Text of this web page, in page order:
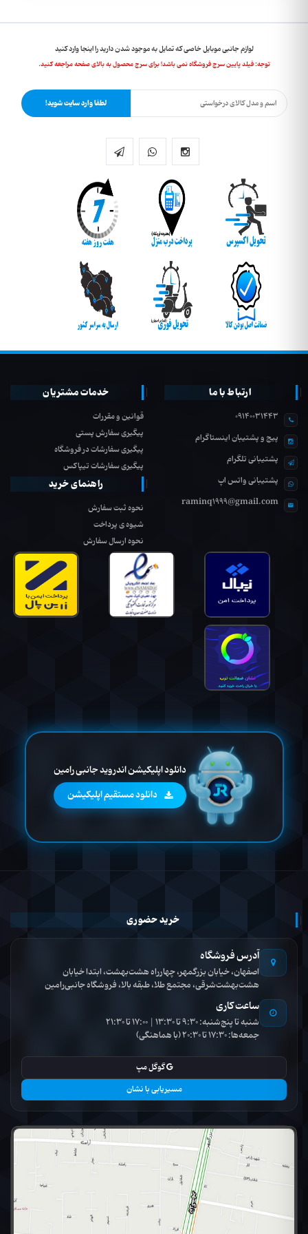
لوازم جانبی موبایل خاصی که تمایل به موجود شدن دارید را اینجا وارد کنید
توجه: فیلد پایین سرچ فروشگاه نمی باشد! برای سرچ محصول به بالای صفحه مراجعه کنید.
لطفا وارد سایت شوید!
ارتباط با ما
09140031443
پیج و پشتیبان اینستاگرام
پشتیبانی تلگرام
پشتیبانی واتس اپ
raminq1999@gmail.com
خدمات مشتریان
قوانین و مقررات
پیگیری سفارش پستی
پیگیری سفارشات در فروشگاه
پیگیری سفارشات تیپاکس
راهنمای خرید
نحوه ثبت سفارش
شیوه ی پرداخت
نحوه ارسال سفارش
دانلود اپلیکیشن اندروید جانبی رامین
دانلود مستقیم اپلیکیشن
خرید حضوری
آدرس فروشگاه
اصفهان، خیابان بزرگمهر، چهارراه هشت‌بهشت، ابتدا خیابان
هشت‌بهشت‌شرقی، مجتمع طلا، طبقه بالا، فروشگاه جانبی‌رامین
ساعت کاری
شنبه تا پنج‌شنبه: 9:30 تا 13:30 | 17:00 تا 21:30
جمعه‌ها: 17:30 تا 20:30 (با هماهنگی)
گوگل مپ
مسیریابی با نشان